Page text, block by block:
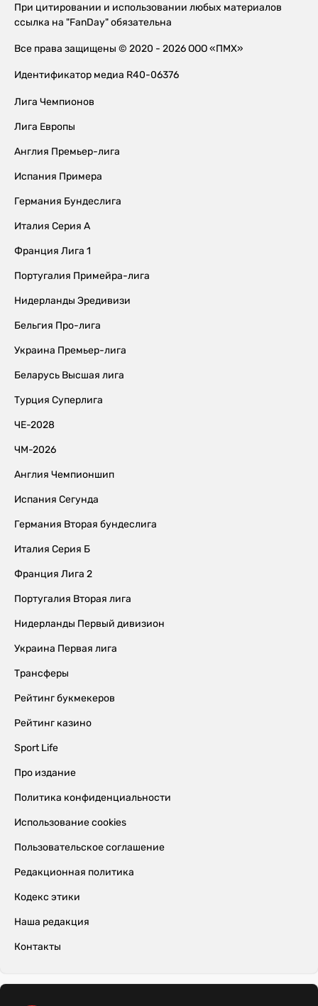
При цитировании и использовании любых материалов
ссылка на "FanDay" обязательна
Все права защищены © 2020 - 2026 ООО «ПМХ»
Идентификатор медиа R40-06376
Лига Чемпионов
Лига Европы
Англия Премьер-лига
Испания Примера
Германия Бундеслига
Италия Серия А
Франция Лига 1
Португалия Примейра-лига
Нидерланды Эредивизи
Бельгия Про-лига
Украина Премьер-лига
Беларусь Высшая лига
Турция Суперлига
ЧЕ-2028
ЧМ-2026
Англия Чемпионшип
Испания Сегунда
Германия Вторая бундеслига
Италия Серия Б
Франция Лига 2
Португалия Вторая лига
Нидерланды Первый дивизион
Украина Первая лига
Трансферы
Рейтинг букмекеров
Рейтинг казино
Sport Life
Про издание
Политика конфиденциальности
Использование cookies
Пользовательское соглашение
Редакционная политика
Кодекс этики
Наша редакция
Контакты